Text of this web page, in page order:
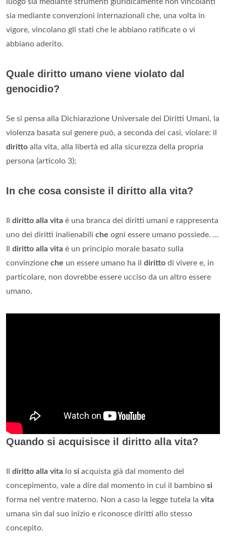
luogo sia mediante strumenti giuridicamente non vincolanti
sia mediante convenzioni internazionali che, una volta in
vigore, vincolano gli stati che le abbiano ratificate o vi
abbiano aderito.
Quale diritto umano viene violato dal
genocidio?
Se si pensa alla Dichiarazione Universale dei Diritti Umani, la
violenza basata sul genere può, a seconda dei casi, violare: il
diritto alla vita, alla libertà ed alla sicurezza della propria
persona (articolo 3);
In che cosa consiste il diritto alla vita?
diritto alla vita è una branca dei diritti umani e rappresenta
uno dei diritti inalienabili che ogni essere umano possiede. ...
diritto alla vita è un principio morale basato sulla
convinzione che un essere umano ha il diritto di vivere e, in
particolare, non dovrebbe essere ucciso da un altro essere
umano.
Quando si acquisisce il diritto alla vita?
diritto alla vita lo si acquista già dal momento del
concepimento, vale a dire dal momento in cui il bambino si
forma nel ventre materno. Non a caso la legge tutela la vita
umana sin dal suo inizio e riconosce diritti allo stesso
concepito.